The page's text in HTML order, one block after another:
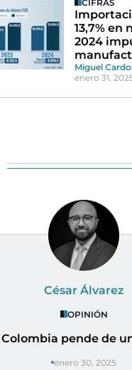
CIFRAS
13,7% en
2024
Miguel
enero 31,
César Álvarez
OPINIÓN
Colombia pende de
enero 30, 2025